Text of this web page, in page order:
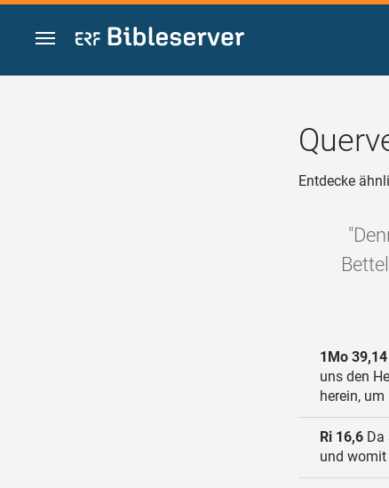
Zum Inhalt springen
Entdecke
1Mo 39,14
uns den
herein,
Ri 16,6 Da
und